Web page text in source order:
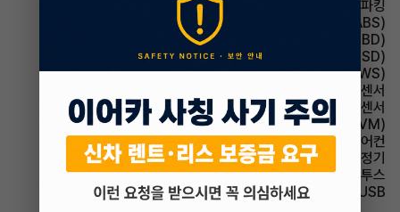
파킹 전자식 파킹
주행안전 미끄럼 방지장치(ABS)
주행안전 제동력 분배 장치(EBD)
주행안전 후측방경보시스템(BSD)
주행안전 차선이탈경보(LDWS)
주차보조 전방감지센서
주차보조 후방감지센서
주차보조 어라운드뷰(AVM)
에어컨 풀오토에어컨
에어컨 공기청정기
유무선단자 블루투스
유무선단자 USB